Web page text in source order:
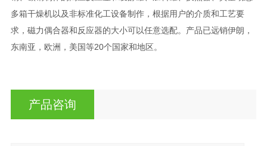
多箱干燥机以及非标准化工设备制作，根据用户的介质和工艺要
求，磁力偶合器和反应器的大小可以任意选配。产品已远销伊朗，
东南亚，欧洲，美国等20个国家和地区。
产品咨询